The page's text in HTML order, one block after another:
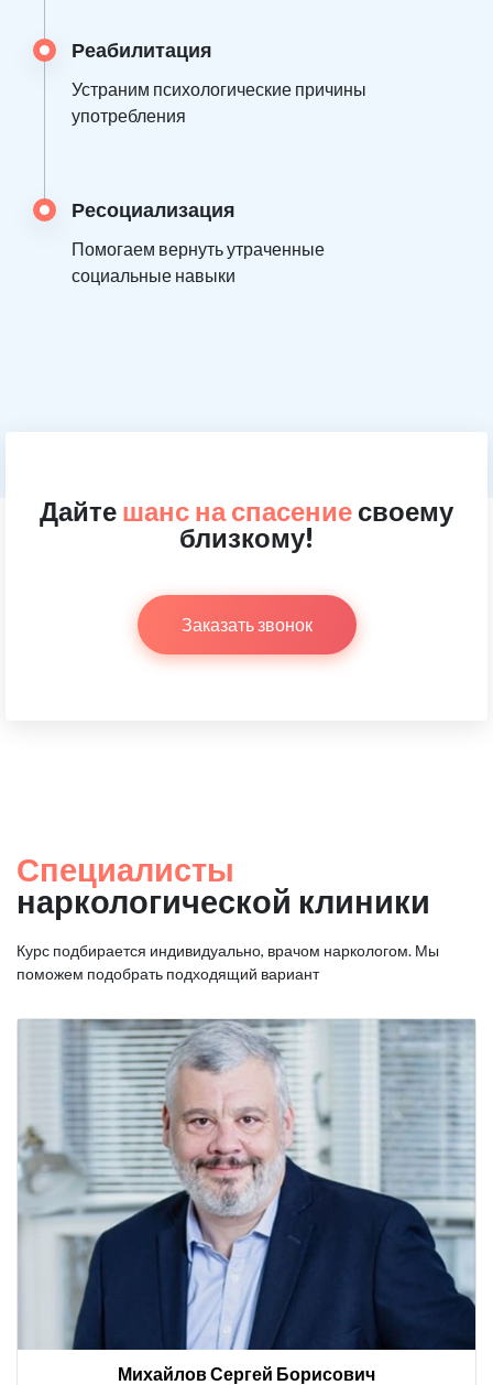
Реабилитация
Устраним психологические причины
употребления
Ресоциализация
Помогаем вернуть утраченные
социальные навыки
Дайте шанс на спасение своему
близкому!
Заказать звонок
Специалисты
наркологической клиники
Курс подбирается индивидуально, врачом наркологом. Мы
поможем подобрать подходящий вариант
Михайлов Сергей Борисович